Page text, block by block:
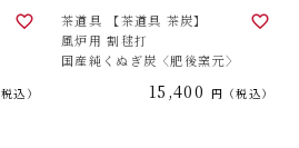
税込
茶道具 【茶道具 茶炭】
風炉用 割毬打
国産純くぬぎ炭〈肥後窯元〉
15,400 税込